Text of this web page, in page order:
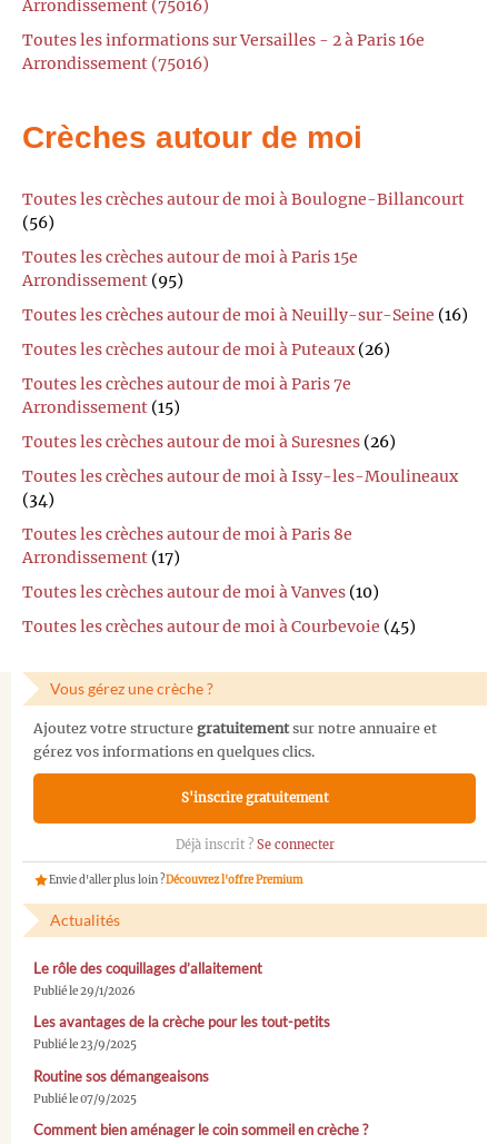
Arrondissement (75016)
Toutes les informations sur Versailles - 2 à Paris 16e
Arrondissement (75016)
Crèches autour de moi
Toutes les crèches autour de moi à Boulogne-Billancourt
(56)
Toutes les crèches autour de moi à Paris 15e
Arrondissement (95)
Toutes les crèches autour de moi à Neuilly-sur-Seine (16)
Toutes les crèches autour de moi à Puteaux(26)
Toutes les crèches autour de moi à Paris 7e
Arrondissement (15)
Toutes les crèches autour de moi à Suresnes (26)
Toutes les crèches autour de moi à Issy-les-Moulineaux
(34)
Toutes les crèches autour de moi à Paris 8e
Arrondissement (17)
Toutes les crèches autour de moi à Vanves (10)
Toutes les crèches autour de moi à Courbevoie (45)
Vous gérez une crèche ?
Ajoutez votre structure gratuitementsur notre annuaire et
gérez vos informations en quelques clics.
S'inscrire gratuitement
Déjà inscrit ? Se connecter
Envie d'aller plus loin ?Découvrez l'offre Premium
Actualités
Le rôle des coquillages d’allaitement
Publié le 29/1/2026
Les avantages de la crèche pour les tout-petits
Publié le 23/9/2025
Routine sos démangeaisons
Publié le 07/9/2025
Comment bien aménager le coin sommeil en crèche ?